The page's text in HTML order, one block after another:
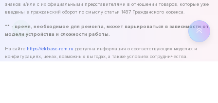
знаков и/или с их официальными представителями в отношении товаров, которые уже
введены в гражданский оборот по смыслу статьи 1487 Гражданского кодекса.
** - время, необходимое для ремонта, может варьироваться в зависимости от
модели устройства и сложности работы.
На сайте https://ekb.asc-rem.ru доступна информация о соответствующих моделях и
конфигурациях, ценах, возможных выгодах, а также условиях сотрудничества.